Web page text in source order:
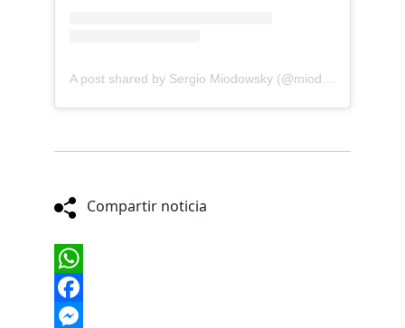
Compartir noticia
WhatsApp
Facebook